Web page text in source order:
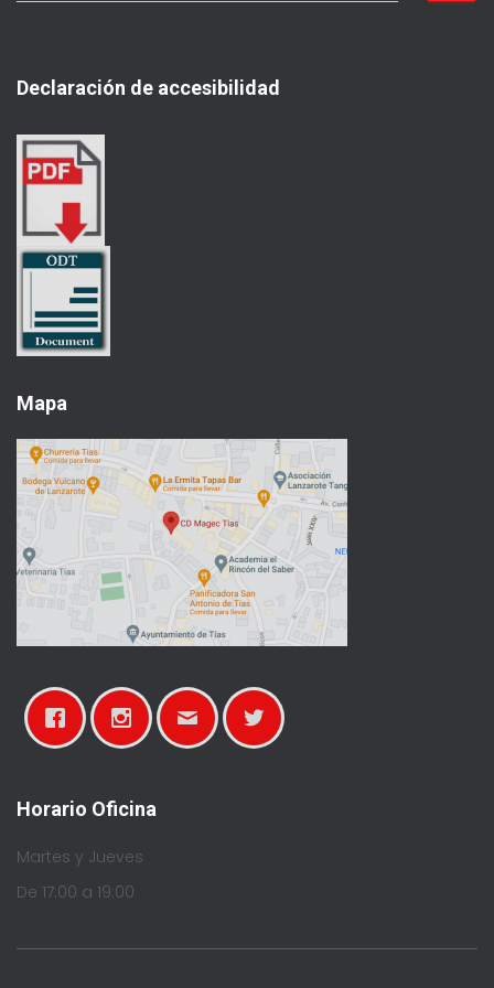
r
Declaración de accesibilidad
Mapa
Horario Oficina
Martes y Jueves
De 17:00 a 19:00